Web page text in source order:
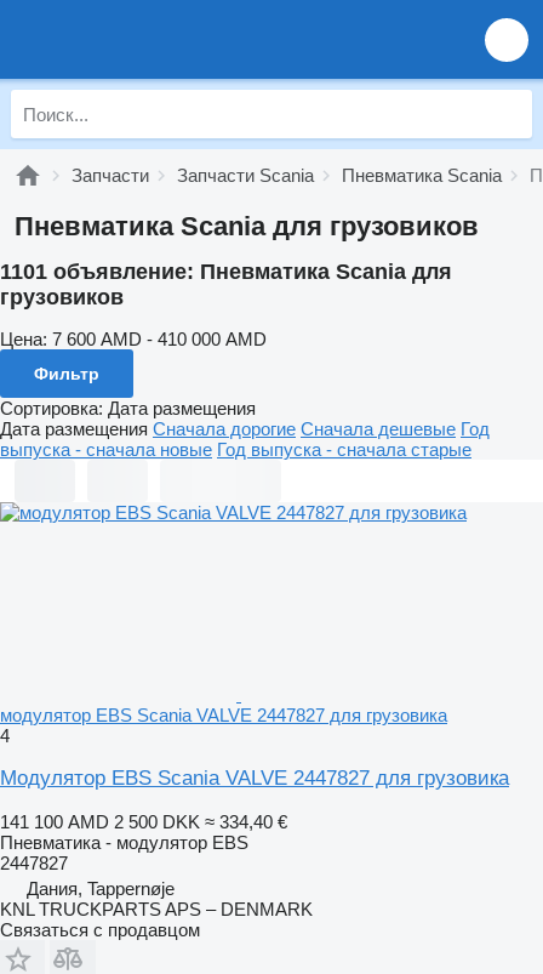
Запчасти Запчасти Scania Пневматика Scania
Пневматика Scania для грузовиков
1101 объявление: Пневматика Scania для
грузовиков
Цена: 7 600 AMD - 410 000 AMD
Фильтр
Сортировка: Дата размещения
Дата размещения Сначала дорогие Сначала дешевые Год
выпуска - сначала новые Год выпуска - сначала старые
модулятор EBS Scania VALVE 2447827 для грузовика
4
Модулятор EBS Scania VALVE 2447827 для грузовика
141 100 AMD 2 500 DKK ≈ 334,40 €
Пневматика - модулятор EBS
2447827
Дания, Tappernøje
KNL TRUCKPARTS APS – DENMARK
Связаться с продавцом